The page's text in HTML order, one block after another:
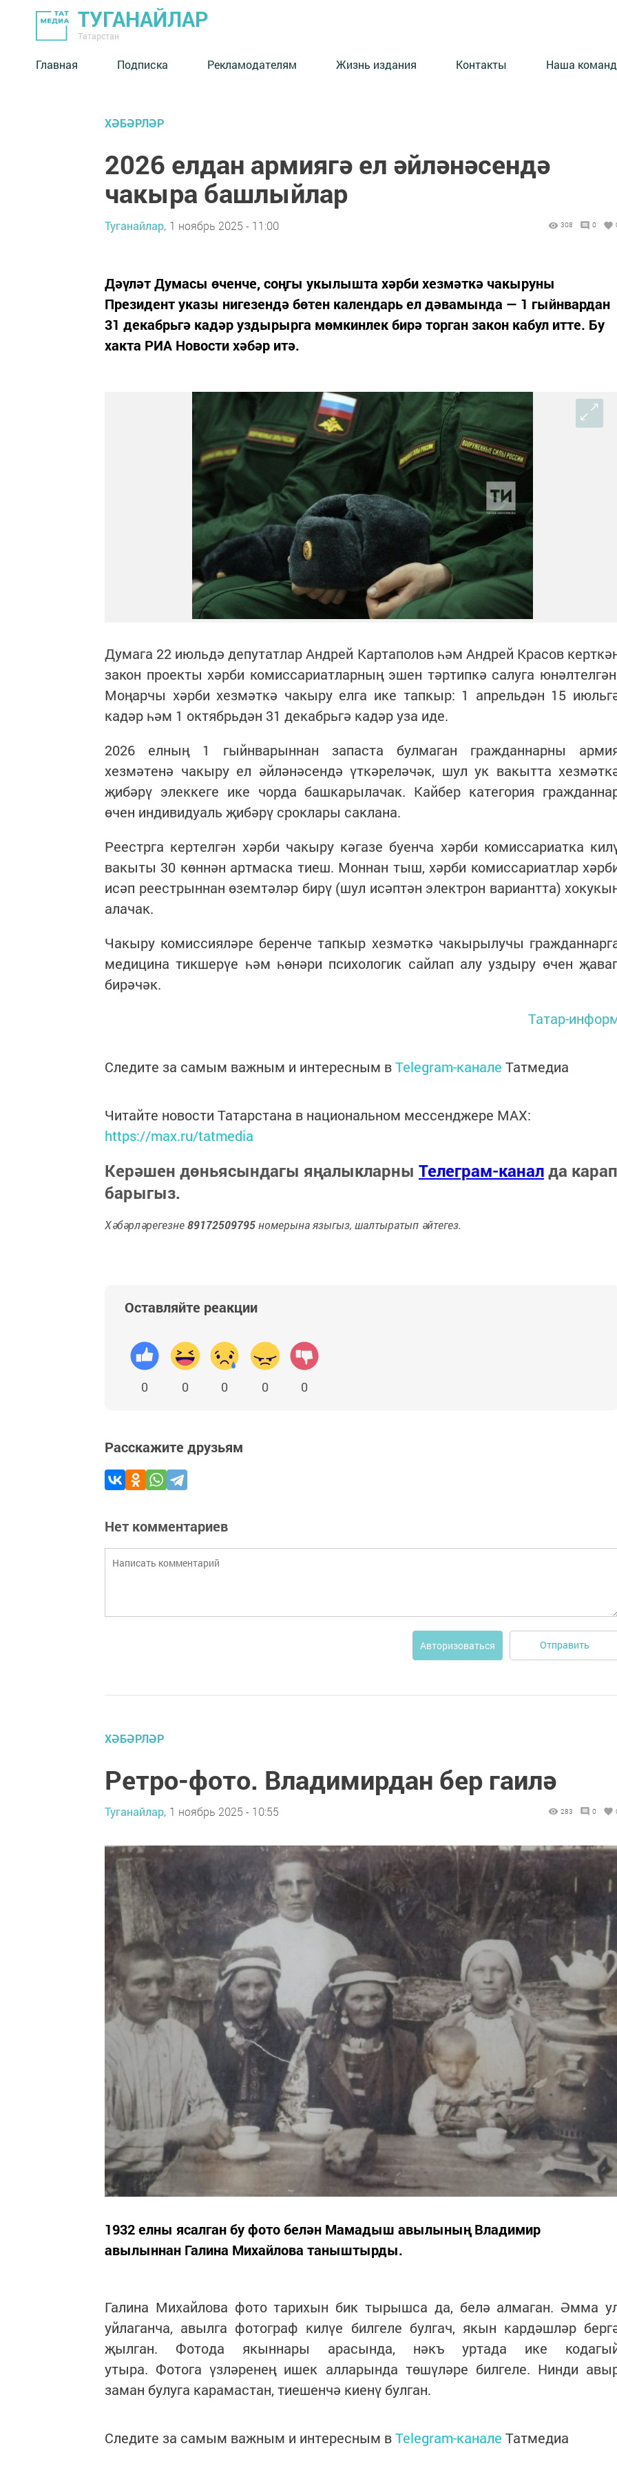
ТУГАНАЙЛАР
Татарстан
Главная Подписка Рекламодателям Жизнь издания Контакты Наша
ХӘБӘРЛӘР
2026 елдан армиягә ел әйләнәсендә
чакыра башлыйлар
Туганайлар, 1 ноябрь 2025 - 11:00 308 0
Дәүләт Думасы өченче, соңгы укылышта хәрби хезмәткә чакыруны
Президент указы нигезендә бөтен календарь ел дәвамында — 1 гыйнвардан
31 декабрьгә кадәр уздырырга мөмкинлек бирә торган закон кабул итте. Бу
хакта РИА Новости хәбәр итә.
Думага 22 июльдә депутатлар Андрей Картаполов һәм Андрей Красов
закон проекты хәрби комиссариатларның эшен тәртипкә салуга
Моңарчы хәрби хезмәткә чакыру елга ике тапкыр: 1 апрельдән 15
кадәр һәм 1 октябрьдән 31 декабрьгә кадәр уза иде.
2026 елның 1 гыйнварыннан запаста булмаган гражданнарны
хезмәтенә чакыру ел әйләнәсендә үткәреләчәк, шул ук вакытта
җибәрү элеккеге ике чорда башкарылачак. Кайбер категория
өчен индивидуаль җибәрү сроклары саклана.
Реестрга кертелгән хәрби чакыру кәгазе буенча хәрби комиссариатка
вакыты 30 көннән артмаска тиеш. Моннан тыш, хәрби комиссариатлар
исәп реестрыннан өземтәләр бирү (шул исәптән электрон вариантта)
алачак.
Чакыру комиссияләре беренче тапкыр хезмәткә чакырылучы
медицина тикшерүе һәм һөнәри психологик сайлап алу уздыру өчен
бирәчәк.
Татар-
Следите за самым важным и интересным вTelegram-канале Татмедиа
Читайте новости Татарстана в национальном мессенджере MАХ:
https://max.ru/tatmedia
Керәшен дөньясындагы яңалыкларны Телеграм-каналда карап
барыгыз.
Хәбәрләрегезне89172509795номерына языгыз, шалтыратып әйтегез.
Оставляйте реакции
0 0 0 0 0
Расскажите друзьям
Нет комментариев
Авторизоваться Отправить
ХӘБӘРЛӘР
Ретро-фото. Владимирдан бер гаилә
Туганайлар, 1 ноябрь 2025 - 10:55 283 0
1932 елны ясалган бу фото белән Мамадыш авылының Владимир
авылыннан Галина Михайлова таныштырды.
Галина Михайлова фото тарихын бик тырышса да, белә алмаган. Әмма
уйлаганча, авылга фотограф килүе билгеле булгач, якын кардәшләр
җылган. Фотода якыннары арасында, нәкъ уртада ике
утыра. Фотога үзләренең ишек алларында төшүләре билгеле. Нинди
заман булуга карамастан, тиешенчә киенү булган.
Следите за самым важным и интересным вTelegram-канале Татмедиа